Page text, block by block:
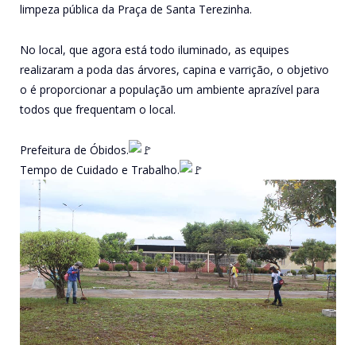
limpeza pública da Praça de Santa Terezinha.
No local, que agora está todo iluminado, as equipes
realizaram a poda das árvores, capina e varrição, o objetivo
o é proporcionar a população um ambiente aprazível para
todos que frequentam o local.
Prefeitura de Óbidos.
Tempo de Cuidado e Trabalho.